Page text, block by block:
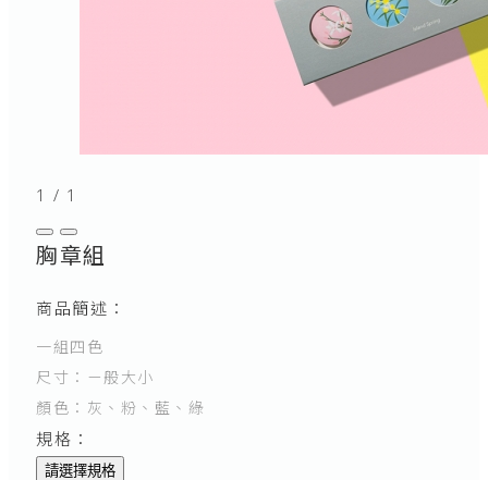
1 / 1
胸章組
商品簡述：
一組四色
尺寸：ㄧ般大小
顏色：灰、粉、藍、綠
規格：
請選擇規格